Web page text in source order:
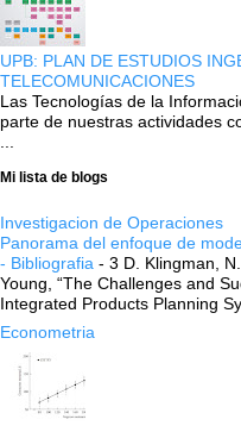
UPB: PLAN DE ESTUDIOS
TELECOMUNICACIONES
Las Tecnologías de la
parte de nuestras actividades
Mi lista de blogs
Investigacion de Operaciones
Panorama del enfoque de
- Bibliografia - 3 D. Klingman,
Young, “The Challenges and
Integrated Products Planning
Econometria